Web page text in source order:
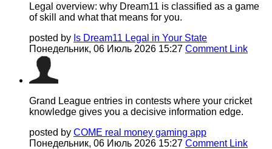
Legal overview: why Dream11 is classified as a game
of skill and what that means for you.
posted by Is Dream11 Legal in Your State
Понедельник, 06 Июль 2026 15:27 Comment Link
Grand League entries in contests where your cricket
knowledge gives you a decisive information edge.
posted by COME real money gaming app
Понедельник, 06 Июль 2026 15:27 Comment Link